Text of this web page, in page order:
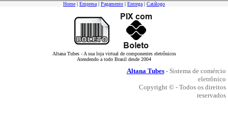
Home | Empresa | Pagamento | Entrega | Catálogo
Altana Tubes - A sua loja virtual de componentes eletrônicos
Atendendo a todo Brasil desde 2004
Altana Tubes- Sistema de comércio
eletrônico
Copyright © - Todos os direitos
reservados